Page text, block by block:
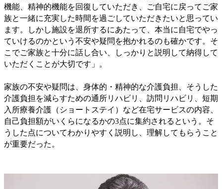
機能、精神的機能を回復していただき、ご自宅に戻ってご家
族と一緒に充実した時間を過ごしていただきたいと思ってい
ます。しかし施設を退所するにあたって、本当に自宅でやっ
ていけるのかという不安や疑問を抱かれるのも確かです。そ
こでご家族と十分に話し合い、しっかりと説明して納得して
いただくことが大切です」。
家族の不安や疑問は、身体的・精神的な介護負担、そうした
介護負担を減らすための通所リハビリ、訪問リハビリ、短期
入所療養介護（ショートステイ）など在宅サービスの内容、
自己負担額がいくらになるかの3点に集約されるという。そ
うした点についてわかりやすく説明し、理解してもらうこと
が重要だった。